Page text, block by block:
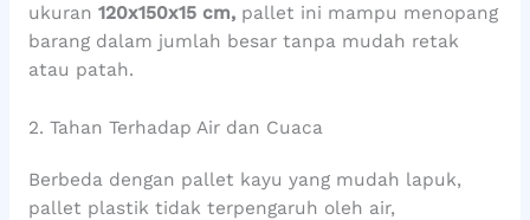
ukuran 120x150x15 cm,pallet ini mampu menopang
barang dalam jumlah besar tanpa mudah retak
atau patah.
2. Tahan Terhadap Air dan Cuaca
Berbeda dengan pallet kayu yang mudah lapuk,
pallet plastik tidak terpengaruh oleh air,